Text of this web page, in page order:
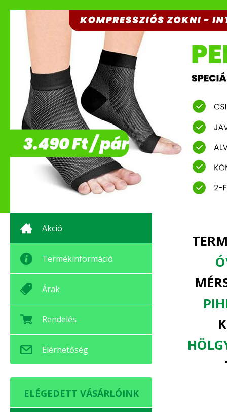
Akció
Termékinformáció
Árak
Rendelés
Elérhetőség
ELÉGEDETT VÁSÁRLÓINK